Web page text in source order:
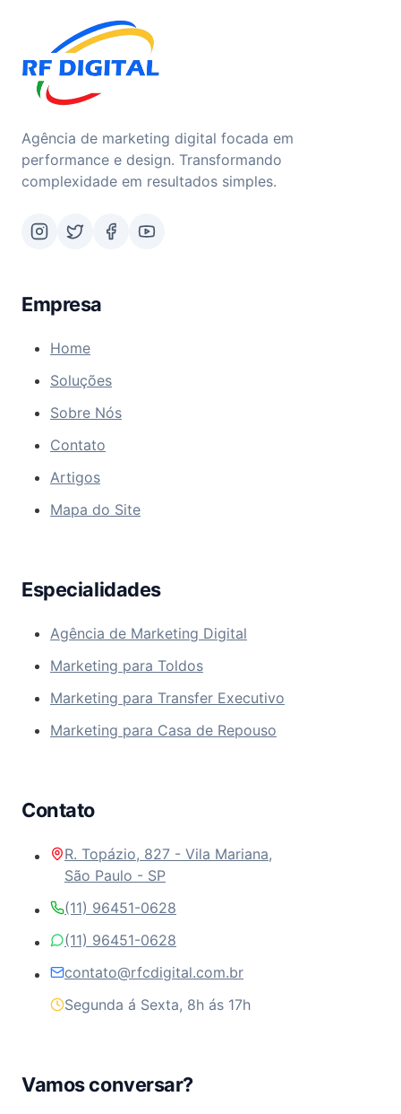
Agência de marketing digital focada em
performance e design. Transformando
complexidade em resultados simples.
Empresa
Home
Soluções
Sobre Nós
Contato
Artigos
Mapa do Site
Especialidades
Agência de Marketing Digital
Marketing para Toldos
Marketing para Transfer Executivo
Marketing para Casa de Repouso
Contato
R. Topázio, 827 - Vila Mariana,
São Paulo - SP
(11) 96451-0628
(11) 96451-0628
contato@rfcdigital.com.br
Segunda á Sexta, 8h ás 17h
Vamos conversar?